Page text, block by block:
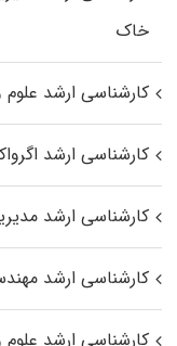
خاک
کارشناسی ارشد
کارشناسی ارشد
کارشناسی ارشد
کارشناسی ارشد
کارشناسی ارشد